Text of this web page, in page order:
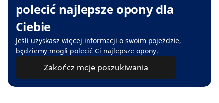
polecić najlepsze opony dla
Ciebie
Jeśli uzyskasz więcej informacji o swoim pojeździe,
będziemy mogli polecić Ci najlepsze opony.
Zakończ moje poszukiwania